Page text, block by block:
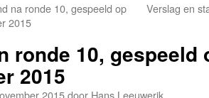
na ronde 10, gespeeld op
2015
Verslag en
ronde 10, gespeeld
2015
2015door Hans Leeuwerik